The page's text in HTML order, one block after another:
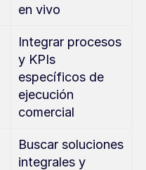
en vivo
Integrar procesos
y KPIs
específicos de
ejecución
comercial
Buscar soluciones
integrales y